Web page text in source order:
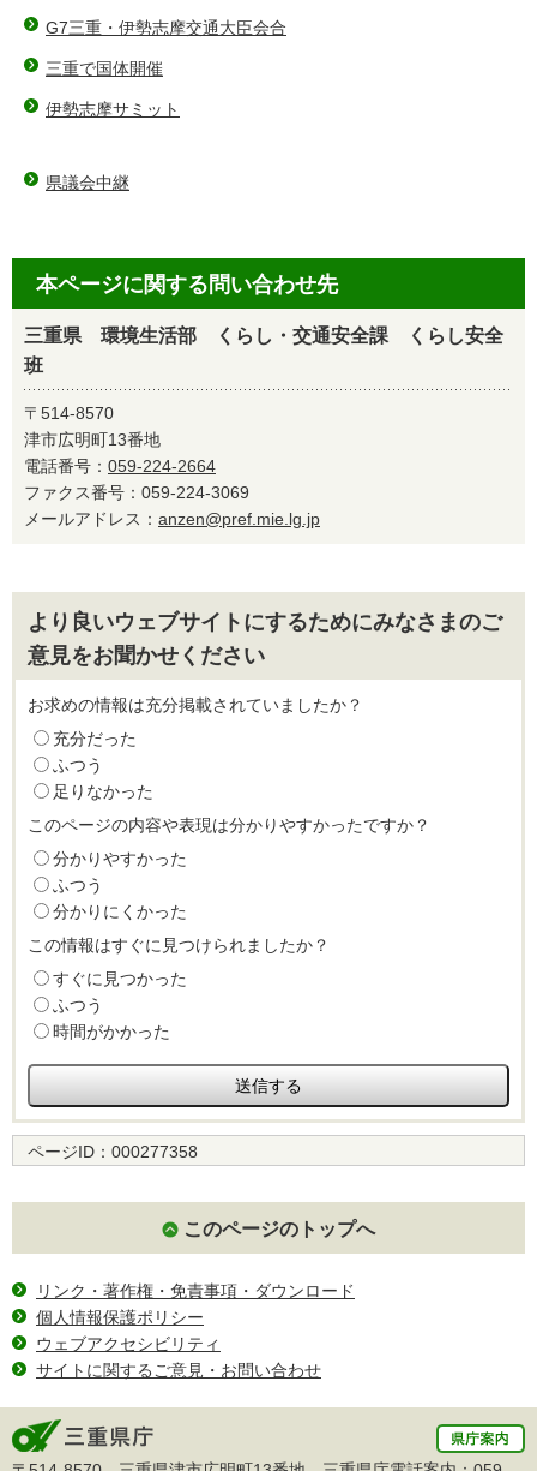
G7三重・伊勢志摩交通大臣会合
三重で国体開催
伊勢志摩サミット
県議会中継
本ページに関する問い合わせ先
三重県 環境生活部 くらし・交通安全課 くらし安全
班
〒514-8570
津市広明町13番地
電話番号： 059-224-2664
ファクス番号：059-224-3069
メールアドレス： anzen@pref.mie.lg.jp
より良いウェブサイトにするためにみなさまのご
意見をお聞かせください
お求めの情報は充分掲載されていましたか？
充分だった
ふつう
足りなかった
このページの内容や表現は分かりやすかったですか？
分かりやすかった
ふつう
分かりにくかった
この情報はすぐに見つけられましたか？
すぐに見つかった
ふつう
時間がかかった
ページID： 000277358
このページのトップへ
リンク・著作権・免責事項・ダウンロード
個人情報保護ポリシー
ウェブアクセシビリティ
サイトに関するご意見・お問い合わせ